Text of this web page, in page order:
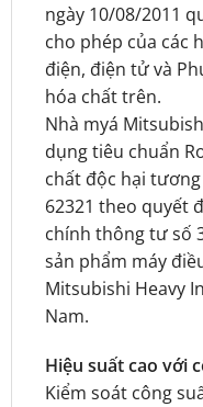
ngày 10/08/2011
cho phép của các
điện, điện tử và
hóa chất trên.
Nhà myá
dụng tiêu chuẩn
chất độc hại
62321 theo quyết
chính thông tư số
sản phẩm máy
Mitsubishi Heavy
Nam.
Hiệu suất cao với
Kiểm soát công